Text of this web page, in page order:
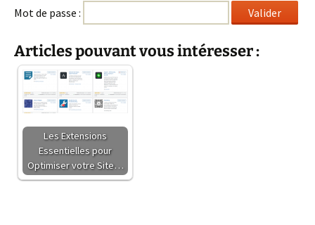
Mot de passe :
Articles pouvant vous intéresser :
Les Extensions
Essentielles pour
Optimiser votre Site…